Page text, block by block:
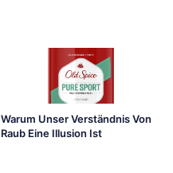
Warum Unser Verständnis Von
Raub Eine Illusion Ist